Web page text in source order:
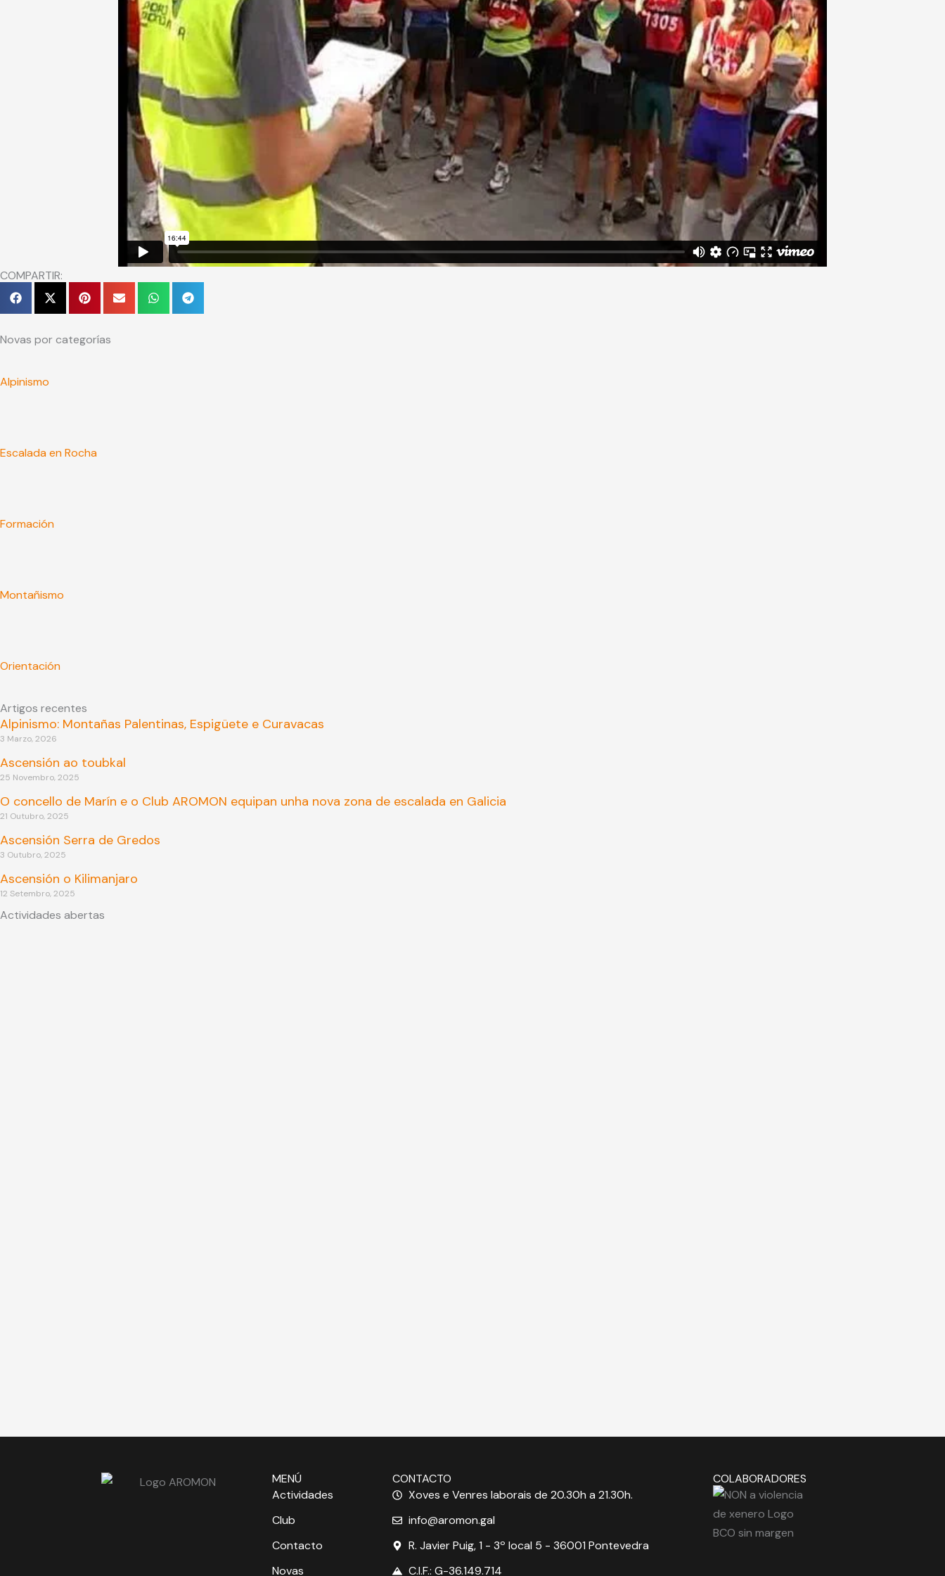
COMPARTIR:
Novas por categorías
Alpinismo
Escalada en Rocha
Formación
Montañismo
Orientación
Artigos recentes
Alpinismo: Montañas Palentinas, Espigüete e Curavacas
3 Marzo, 2026
Ascensión ao toubkal
25 Novembro, 2025
O concello de Marín e o Club AROMON equipan unha nova zona de escalada en Galicia
21 Outubro, 2025
Ascensión Serra de Gredos
3 Outubro, 2025
Ascensión o Kilimanjaro
12 Setembro, 2025
Actividades abertas
MENÚ
Actividades
Club
Contacto
Novas
CONTACTO
Xoves e Venres laborais de 20.30h a 21.30h.
info@aromon.gal
R. Javier Puig, 1 - 3º local 5 - 36001 Pontevedra
C.I.F.: G-36.149.714
COLABORADORES